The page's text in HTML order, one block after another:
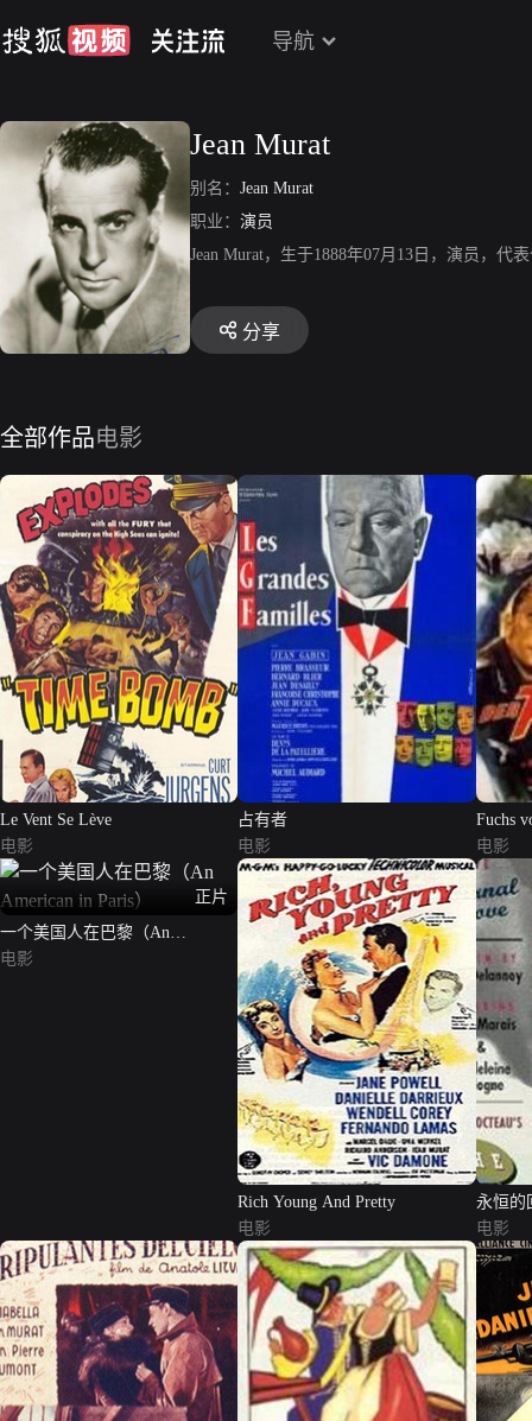
导航
Jean Murat
别名： Jean Murat
职业： 演员
Jean Murat，生于1888年07月13日，演员，
分享
全部作品电影
Le Vent Se Lève
电影
占有者
电影
Fuchs
电影
正片
一个美国人在巴黎（An
American in Paris）
电影
Rich Young And Pretty
电影
永恒的
电影